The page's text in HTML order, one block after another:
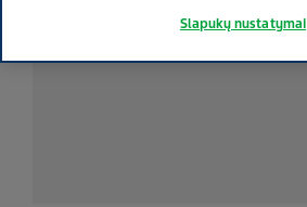
Slapukų nustatymai